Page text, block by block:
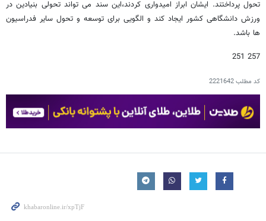
تحول پرداختند. ایشان ابراز امیدواری کردند،این سند می تواند تحولی بنیادین در
ورزش دانشگاهی کشور ایجاد کند و الگویی برای توسعه و تحول سایر فدراسیون
ها باشد.
257 251
کد مطلب2221642